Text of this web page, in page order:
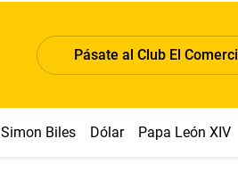
Pásate al Club El
Simon Biles Dólar Papa León XIV